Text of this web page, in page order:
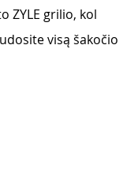
ZYLE grilio, kol
visą šakočio